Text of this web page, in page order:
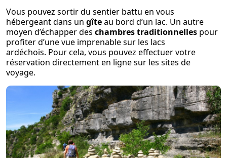
Vous pouvez sortir du sentier battu en vous
hébergeant dans un gîteau bord d’un lac. Un autre
moyen d’échapper des chambres traditionnelles pour
profiter d’une vue imprenable sur les lacs
ardéchois. Pour cela, vous pouvez effectuer votre
réservation directement en ligne sur les sites de
voyage.